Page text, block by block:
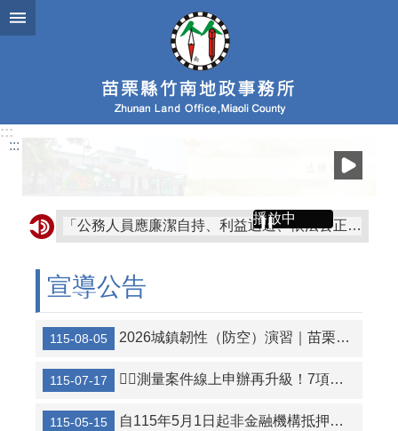
跳到主要內容區塊
:::
:::
播放中 「公務人員應廉潔自持、利益迴避、依法公正執行公務~考試院公務人員保障暨培訓委員會~」
宣導公告
115-08-05 2026城鎮韌性（防空）演習｜苗栗縣行動網路降速演練
115-07-17 💁‍♀️測量案件線上申辦再升級！7項測量業務開放網路申請👏
115-05-15 自115年5月1日起非金融機構抵押權設定登記及其連件案件不提供跨縣市代收代寄服務